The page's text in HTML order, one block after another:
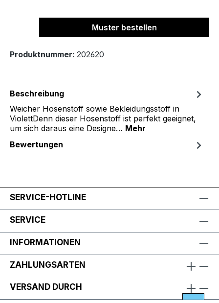
Muster bestellen
Produktnummer: 202620
Beschreibung
Weicher Hosenstoff sowie Bekleidungsstoff in
ViolettDenn dieser Hosenstoff ist perfekt geeignet,
um sich daraus eine Designe… Mehr
Bewertungen
SERVICE-HOTLINE
SERVICE
INFORMATIONEN
ZAHLUNGSARTEN
VERSAND DURCH